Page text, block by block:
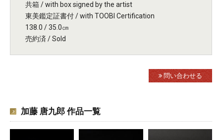
共箱 / with box signed by the artist
東美鑑定証書付 / with TOOBI Certification
138.0 / 35.0㎝
売約済 / Sold
問い合わせる
加藤 唐九郎 作品一覧